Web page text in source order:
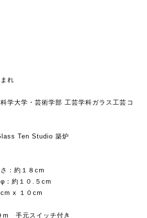
れ
学大学・芸術学部 工芸学科ガラス工芸コ
Ten Studio 築炉
さ：約１８cm
.５cm
x １０cm
m 手元スイッチ付き